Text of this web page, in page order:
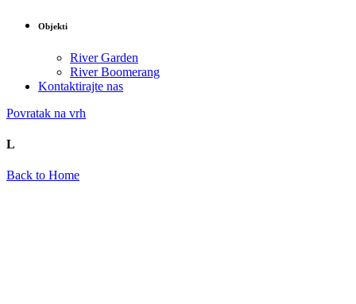
Objekti
River Garden
River Boomerang
Kontaktirajte nas
Povratak na vrh
L
Back to Home